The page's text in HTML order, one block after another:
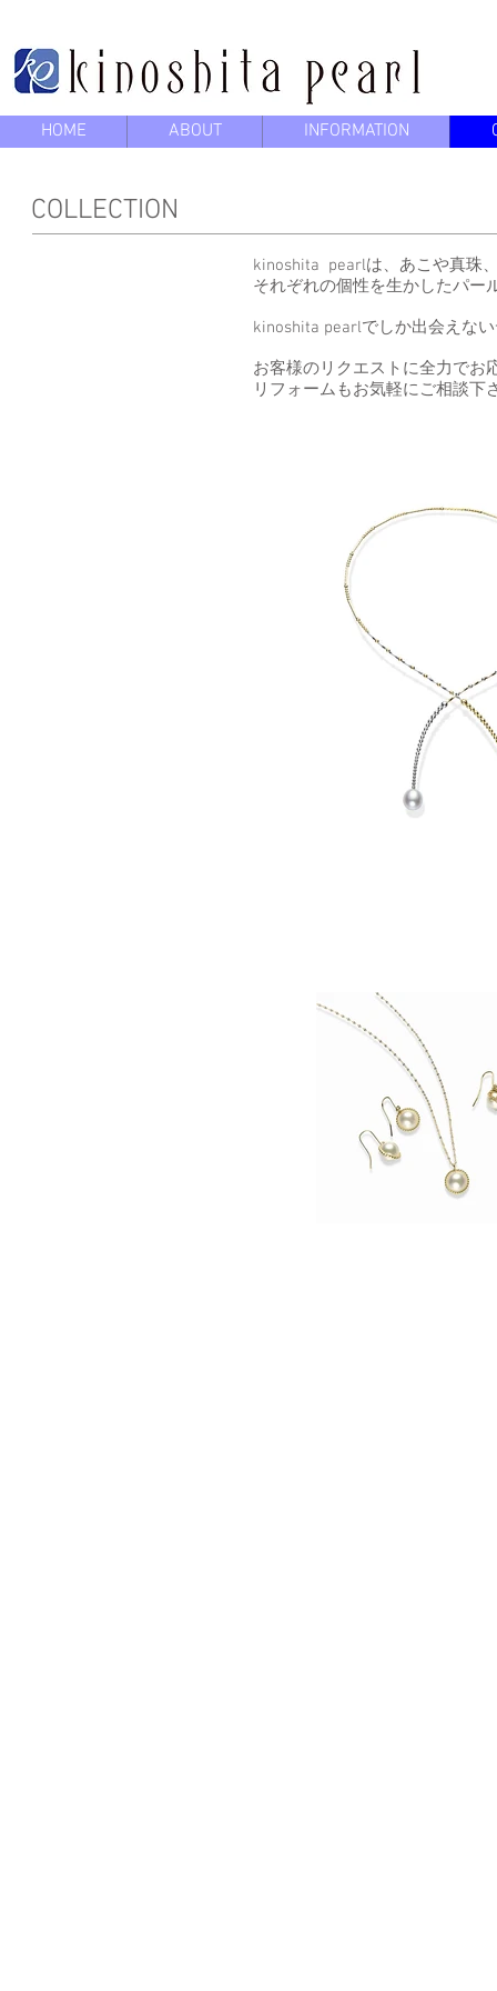
HOME ABOUT INFORMATION
COLLECTION
kinoshita pearlは、あこや真珠
それぞれの個性を生かしたパー
kinoshita pearlでしか出会えな
お客様のリクエストに全力でお
リフォームもお気軽にご相談下